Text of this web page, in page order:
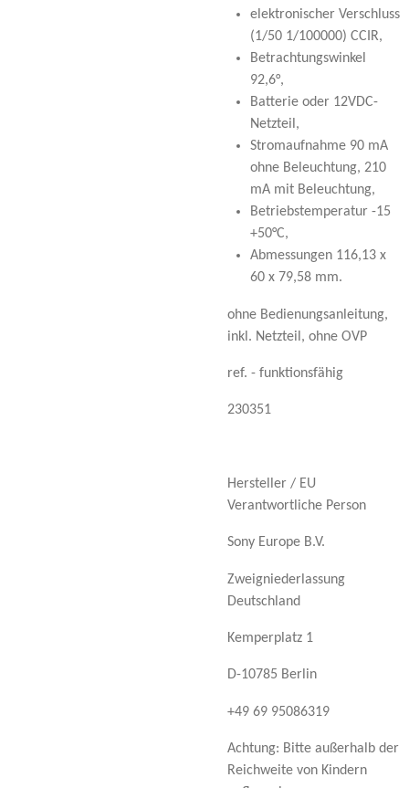
elektronischer Verschluss
(1/50 1/100000) CCIR,
Betrachtungswinkel
92,6°,
Batterie oder 12VDC-
Netzteil,
Stromaufnahme 90 mA
ohne Beleuchtung, 210
mA mit Beleuchtung,
Betriebstemperatur -15
+50°C,
Abmessungen 116,13 x
60 x 79,58 mm.
ohne Bedienungsanleitung,
inkl. Netzteil, ohne OVP
ref. - funktionsfähig
230351
Hersteller / EU
Verantwortliche Person
Sony Europe B.V.
Zweigniederlassung
Deutschland
Kemperplatz 1
D-10785 Berlin
+49 69 95086319
Achtung: Bitte außerhalb der
Reichweite von Kindern